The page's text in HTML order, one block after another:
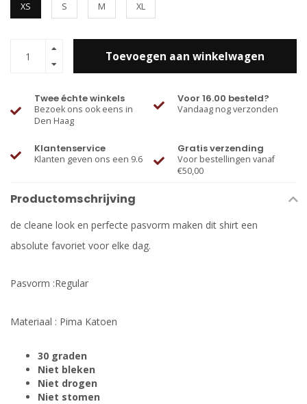
XS S M XL
Toevoegen aan winkelwagen
Twee échte winkels
Bezoek ons ook eens in
Den Haag
Voor 16.00 besteld?
Vandaag nog verzonden
Klantenservice
Klanten geven ons een 9.6
Gratis verzending
Voor bestellingen vanaf
€50,00
Productomschrijving
de cleane look en perfecte pasvorm maken dit shirt een
absolute favoriet voor elke dag.
Pasvorm :Regular
Materiaal : Pima Katoen
30 graden
Niet bleken
Niet drogen
Niet stomen